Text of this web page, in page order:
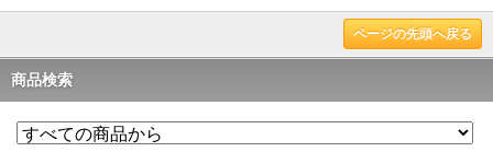
ページの先頭へ戻る
商品検索